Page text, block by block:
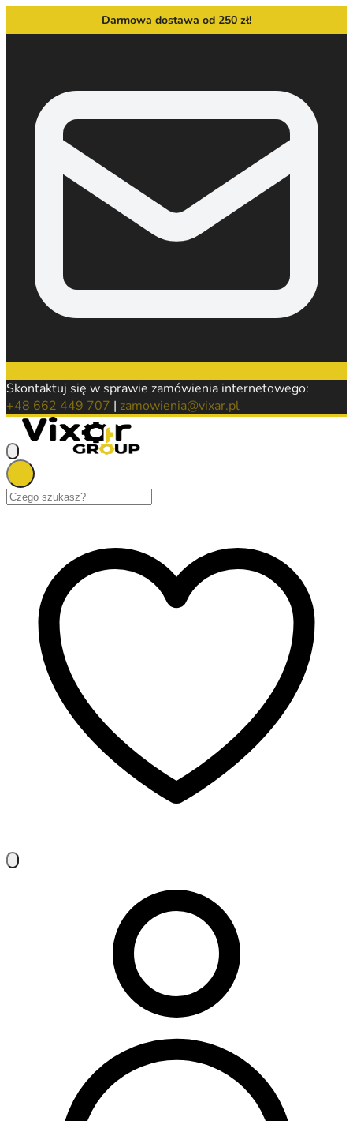
Darmowa dostawa od 250 zł!
Skontaktuj się w sprawie zamówienia internetowego:
+48 662 449 707 | zamowienia@vixar.pl